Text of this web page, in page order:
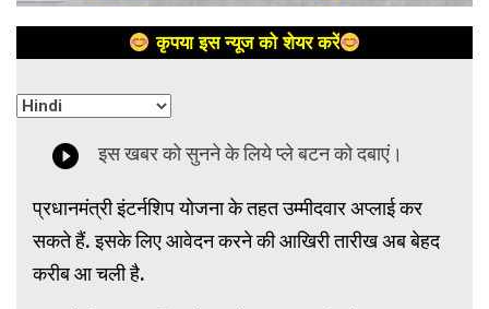
कृपया इस न्यूज को शेयर करें
प्रधानमंत्री इंटर्नशिप योजना के तहत उम्मीदवार अप्लाई कर
सकते हैं. इसके लिए आवेदन करने की आखिरी तारीख अब बेहद
करीब आ चली है.